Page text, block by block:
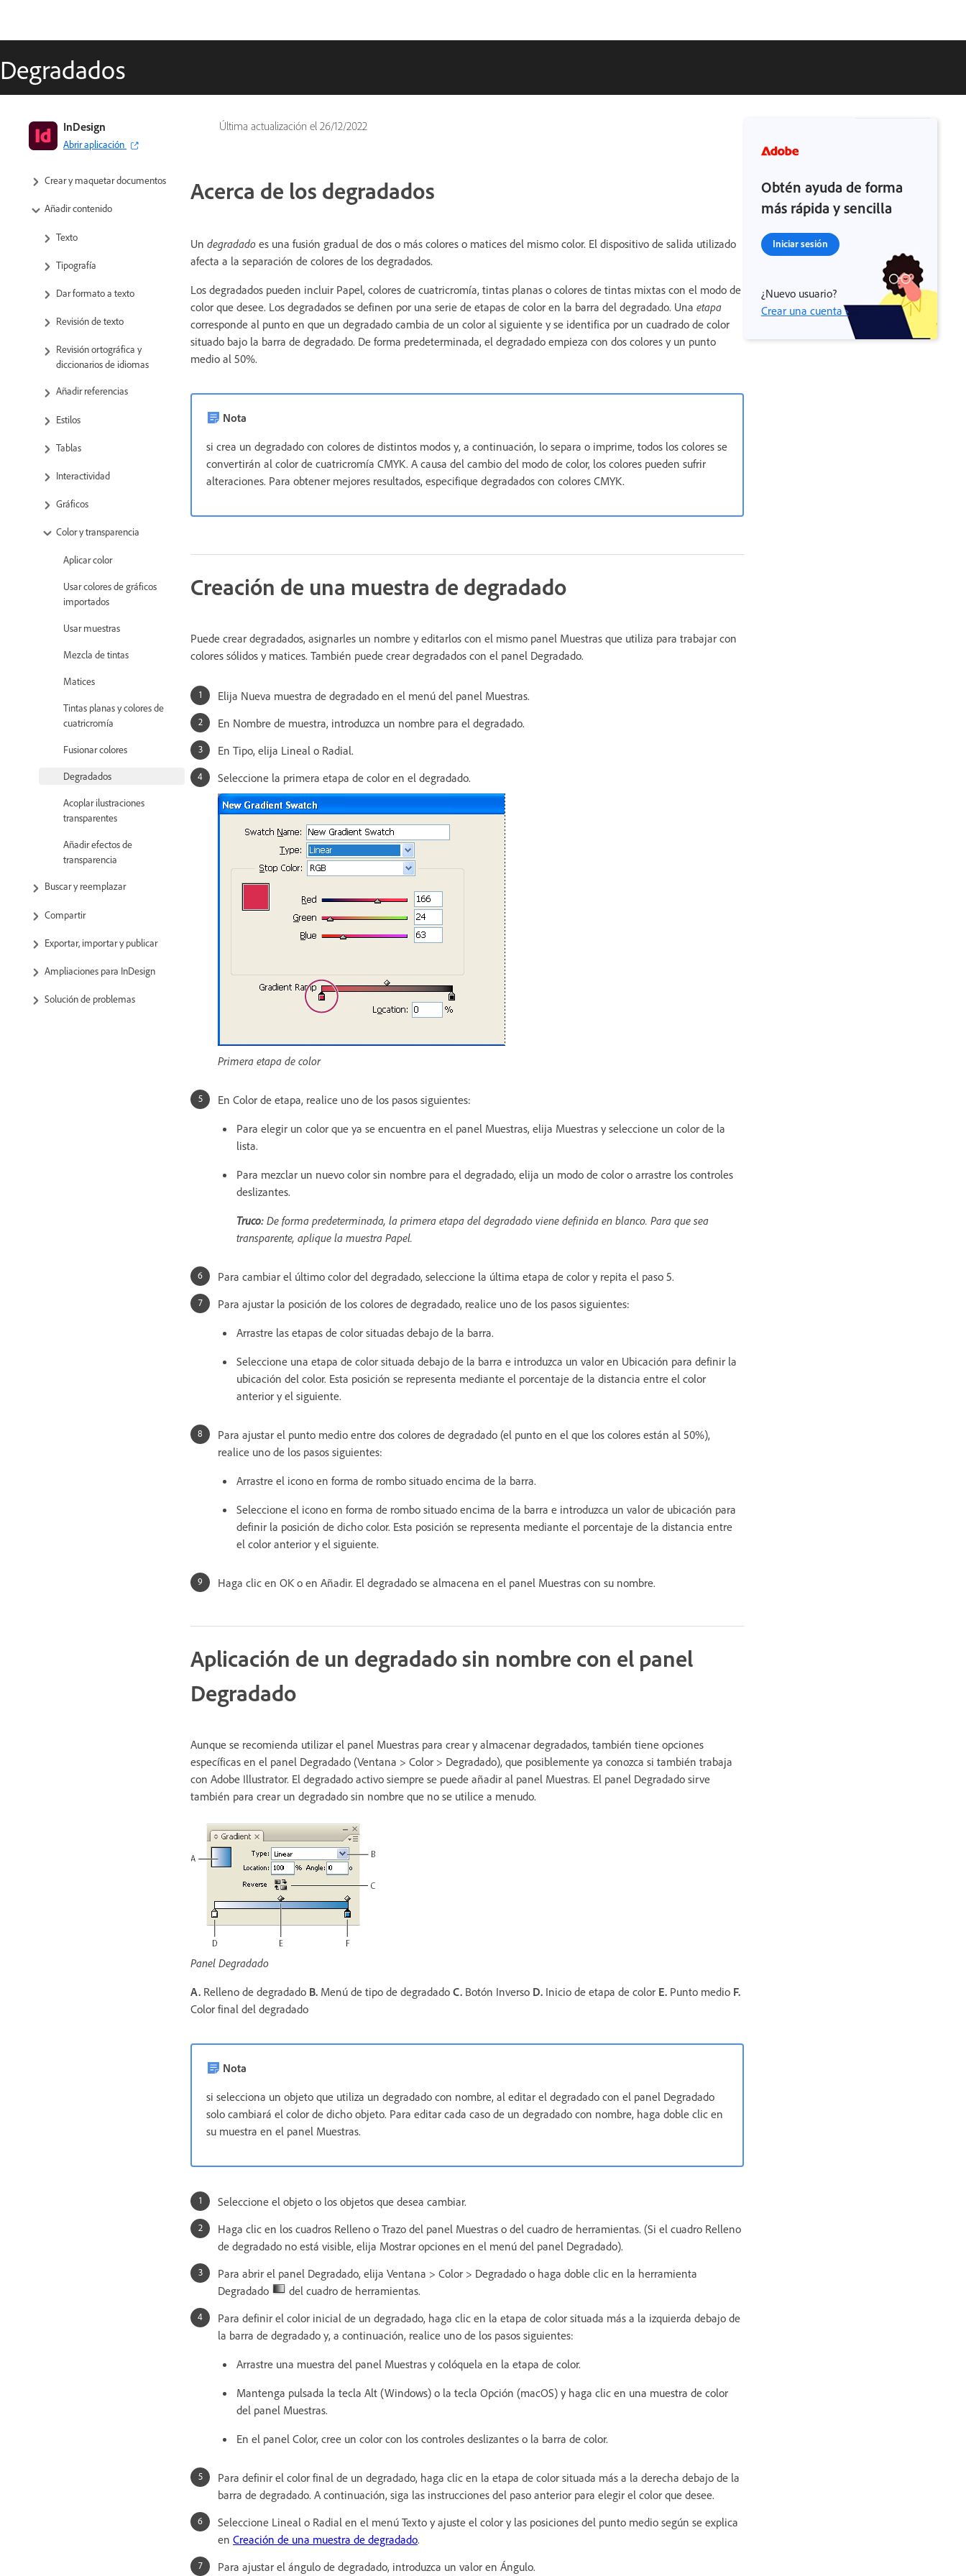
Degradados
Última actualización el 26/12/2022
InDesign
Abrir aplicación
Guía del usuario de InDesign
Aprenda a usar InDesign
Crear y maquetar documentos
Añadir contenido
Texto
Tipografía
Dar formato a texto
Revisión de texto
Revisión ortográfica y
diccionarios de idiomas
Añadir referencias
Estilos
Tablas
Interactividad
Gráficos
Color y transparencia
Aplicar color
Usar colores de gráficos
importados
Usar muestras
Mezcla de tintas
Matices
Tintas planas y colores de
cuatricromía
Fusionar colores
Degradados
Acoplar ilustraciones
transparentes
Añadir efectos de
transparencia
Buscar y reemplazar
Compartir
Exportar, importar y publicar
Ampliaciones para InDesign
Solución de problemas
Acerca de los degradados
Un degradado es una fusión gradual de dos o más colores o matices del mismo color. El dispositivo de salida utilizado
afecta a la separación de colores de los degradados.
Los degradados pueden incluir Papel, colores de cuatricromía, tintas planas o colores de tintas mixtas con el modo de
color que desee. Los degradados se definen por una serie de etapas de color en la barra del degradado. Una etapa
corresponde al punto en que un degradado cambia de un color al siguiente y se identifica por un cuadrado de color
situado bajo la barra de degradado. De forma predeterminada, el degradado empieza con dos colores y un punto
medio al 50%.
Nota
si crea un degradado con colores de distintos modos y, a continuación, lo separa o imprime, todos los colores se
convertirán al color de cuatricromía CMYK. A causa del cambio del modo de color, los colores pueden sufrir
alteraciones. Para obtener mejores resultados, especifique degradados con colores CMYK.
Creación de una muestra de degradado
Puede crear degradados, asignarles un nombre y editarlos con el mismo panel Muestras que utiliza para trabajar con
colores sólidos y matices. También puede crear degradados con el panel Degradado.
Elija Nueva muestra de degradado en el menú del panel Muestras.
En Nombre de muestra, introduzca un nombre para el degradado.
En Tipo, elija Lineal o Radial.
Seleccione la primera etapa de color en el degradado.
Primera etapa de color
En Color de etapa, realice uno de los pasos siguientes:
Para elegir un color que ya se encuentra en el panel Muestras, elija Muestras y seleccione un color de la
lista.
Para mezclar un nuevo color sin nombre para el degradado, elija un modo de color o arrastre los controles
deslizantes.
Truco: De forma predeterminada, la primera etapa del degradado viene definida en blanco. Para que sea
transparente, aplique la muestra Papel.
Para cambiar el último color del degradado, seleccione la última etapa de color y repita el paso 5.
Para ajustar la posición de los colores de degradado, realice uno de los pasos siguientes:
Arrastre las etapas de color situadas debajo de la barra.
Seleccione una etapa de color situada debajo de la barra e introduzca un valor en Ubicación para definir la
ubicación del color. Esta posición se representa mediante el porcentaje de la distancia entre el color
anterior y el siguiente.
Para ajustar el punto medio entre dos colores de degradado (el punto en el que los colores están al 50%),
realice uno de los pasos siguientes:
Arrastre el icono en forma de rombo situado encima de la barra.
Seleccione el icono en forma de rombo situado encima de la barra e introduzca un valor de ubicación para
definir la posición de dicho color. Esta posición se representa mediante el porcentaje de la distancia entre
el color anterior y el siguiente.
Haga clic en OK o en Añadir. El degradado se almacena en el panel Muestras con su nombre.
Aplicación de un degradado sin nombre con el panel
Degradado
Aunque se recomienda utilizar el panel Muestras para crear y almacenar degradados, también tiene opciones
específicas en el panel Degradado (Ventana > Color > Degradado), que posiblemente ya conozca si también trabaja
con Adobe Illustrator. El degradado activo siempre se puede añadir al panel Muestras. El panel Degradado sirve
también para crear un degradado sin nombre que no se utilice a menudo.
Panel Degradado
A. Relleno de degradado B. Menú de tipo de degradado C. Botón Inverso D. Inicio de etapa de color E. Punto medio F.
Color final del degradado
Nota
si selecciona un objeto que utiliza un degradado con nombre, al editar el degradado con el panel Degradado
solo cambiará el color de dicho objeto. Para editar cada caso de un degradado con nombre, haga doble clic en
su muestra en el panel Muestras.
Seleccione el objeto o los objetos que desea cambiar.
Haga clic en los cuadros Relleno o Trazo del panel Muestras o del cuadro de herramientas. (Si el cuadro Relleno
de degradado no está visible, elija Mostrar opciones en el menú del panel Degradado).
Para abrir el panel Degradado, elija Ventana > Color > Degradado o haga doble clic en la herramienta
Degradado
del cuadro de herramientas.
Para definir el color inicial de un degradado, haga clic en la etapa de color situada más a la izquierda debajo de
la barra de degradado y, a continuación, realice uno de los pasos siguientes:
Arrastre una muestra del panel Muestras y colóquela en la etapa de color.
Mantenga pulsada la tecla Alt (Windows) o la tecla Opción (macOS) y haga clic en una muestra de color
del panel Muestras.
En el panel Color, cree un color con los controles deslizantes o la barra de color.
Para definir el color final de un degradado, haga clic en la etapa de color situada más a la derecha debajo de la
barra de degradado. A continuación, siga las instrucciones del paso anterior para elegir el color que desee.
Seleccione Lineal o Radial en el menú Texto y ajuste el color y las posiciones del punto medio según se explica
en Creación de una muestra de degradado.
Para ajustar el ángulo de degradado, introduzca un valor en Ángulo.
Obtén ayuda de forma
más rápida y sencilla
Iniciar sesión
¿Nuevo usuario?
Crear una cuenta ›